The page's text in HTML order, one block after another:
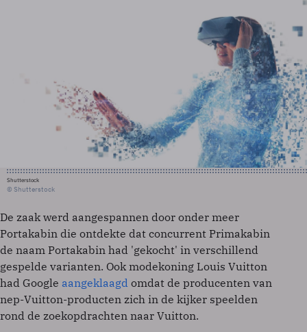
Shutterstock
© Shutterstock
De zaak werd aangespannen door onder meer
Portakabin die ontdekte dat concurrent Primakabin
de naam Portakabin had 'gekocht' in verschillend
gespelde varianten. Ook modekoning Louis Vuitton
had Google aangeklaagd omdat de producenten van
nep-Vuitton-producten zich in de kijker speelden
rond de zoekopdrachten naar Vuitton.